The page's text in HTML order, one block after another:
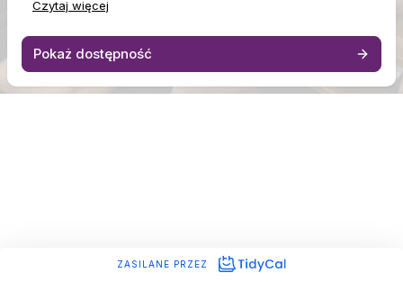
Czytaj więcej
Pokaż dostępność
ZASILANE PRZEZ